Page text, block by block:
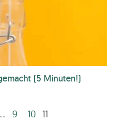
(5 Minuten!)
9 10 11